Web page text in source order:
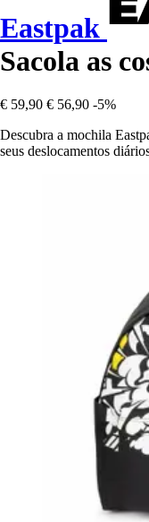
Eastpak
Sacola as
€ 59,90 € 56,90 -5%
Descubra a mochila
seus deslocamentos